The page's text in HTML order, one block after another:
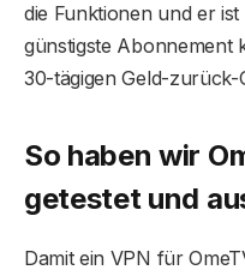
die Funktionen und er
günstigste Abonnement
30-tägigen Geld-zurück-
So haben wir
getestet und
Damit ein VPN für